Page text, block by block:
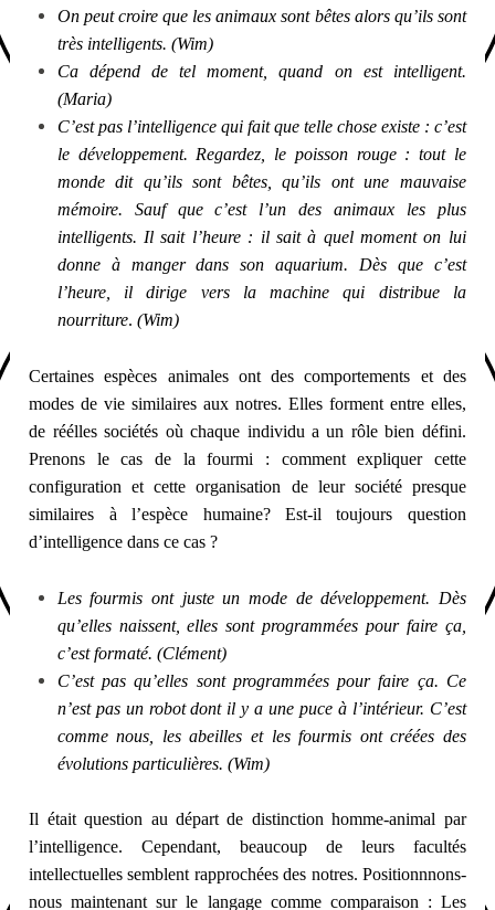
On peut croire que les animaux sont bêtes alors qu’ils sont
très intelligents. (Wim)
Ca dépend de tel moment, quand on est intelligent.
(Maria)
C’est pas l’intelligence qui fait que telle chose existe : c’est
le développement. Regardez, le poisson rouge : tout le
monde dit qu’ils sont bêtes, qu’ils ont une mauvaise
mémoire. Sauf que c’est l’un des animaux les plus
intelligents. Il sait l’heure : il sait à quel moment on lui
donne à manger dans son aquarium. Dès que c’est
l’heure, il dirige vers la machine qui distribue la
nourriture. (Wim)
Certaines espèces animales ont des comportements et des
modes de vie similaires aux notres. Elles forment entre elles,
de réélles sociétés où chaque individu a un rôle bien défini.
Prenons le cas de la fourmi : comment expliquer cette
configuration et cette organisation de leur société presque
similaires à l’espèce humaine? Est-il toujours question
d’intelligence dans ce cas ?
Les fourmis ont juste un mode de développement. Dès
qu’elles naissent, elles sont programmées pour faire ça,
c’est formaté. (Clément)
C’est pas qu’elles sont programmées pour faire ça. Ce
n’est pas un robot dont il y a une puce à l’intérieur. C’est
comme nous, les abeilles et les fourmis ont créées des
évolutions particulières. (Wim)
Il était question au départ de distinction homme-animal par
l’intelligence. Cependant, beaucoup de leurs facultés
intellectuelles semblent rapprochées des notres. Positionnnons-
nous maintenant sur le langage comme comparaison : Les